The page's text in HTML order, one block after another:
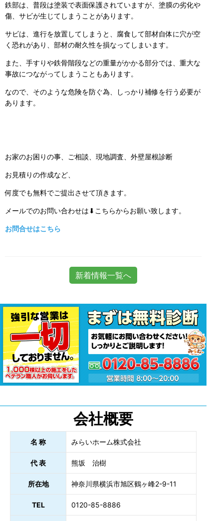
鉄部は、普段は塗装で表面保護されていますが、塗膜の劣化や
傷、サビが生じてしまうことがあります。
サビは、進行を放置してしまうと、腐食して部材自体に穴が空
く恐れがあり、部材の耐久性を損なってしまいます。
また、手すりや鉄骨階段などの重量がかかる部分では、重大な
事故につながってしまうこともあります。
なので、そのような危険を防ぐ為、しっかり補修を行う必要が
あります。
お家のお困りの事、ご相談、現地調査、外壁屋根診断
お見積りの作成など、
何度でも無料でご提出させて頂きます。
メールでのお問い合わせは⬇こちらからお願い致します。
お問合せはこちら
新着情報一覧へ
会社概要
名 称 みらいホーム株式会社
代 表 熊坂 治樹
所在地 神奈川県横浜市旭区鶴ヶ峰2-9-11
TEL 0120-85-8886